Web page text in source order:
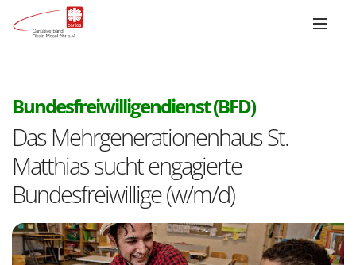
Bundesfreiwilligendienst (BFD):
Das Mehrgenerationenhaus St.
Matthias sucht engagierte
Bundesfreiwillige (w/m/d)